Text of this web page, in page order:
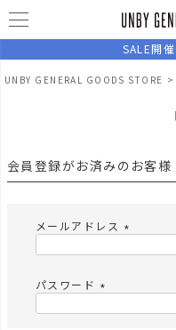
SALE開
UNBY GENERAL GOODS STORE
会員登録がお済みのお客様
メールアドレス
)
パスワード